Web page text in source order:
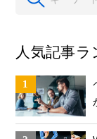
人気記事